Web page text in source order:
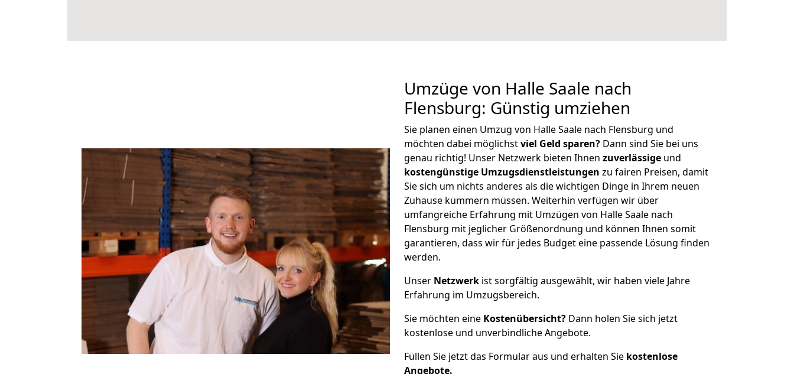
Umzüge von Halle Saale nach
Flensburg: Günstig umziehen
Sie planen einen Umzug von Halle Saale nach Flensburg und
möchten dabei möglichstviel Geld sparen? Dann sind Sie bei uns
genau richtig! Unser Netzwerk bieten Ihnen zuverlässige und
kostengünstige Umzugsdienstleistungen zu fairen Preisen, damit
Sie sich um nichts anderes als die wichtigen Dinge in Ihrem neuen
Zuhause kümmern müssen. Weiterhin verfügen wir über
umfangreiche Erfahrung mit Umzügen von Halle Saale nach
Flensburg mit jeglicher Größenordnung und können Ihnen somit
garantieren, dass wir für jedes Budget eine passende Lösung finden
werden.
Unser Netzwerk ist sorgfältig ausgewählt, wir haben viele Jahre
Erfahrung im Umzugsbereich.
Sie möchten eine Kostenübersicht? Dann holen Sie sich jetzt
kostenlose und unverbindliche Angebote.
Füllen Sie jetzt das Formular aus und erhalten Sie kostenlose
Angebote.